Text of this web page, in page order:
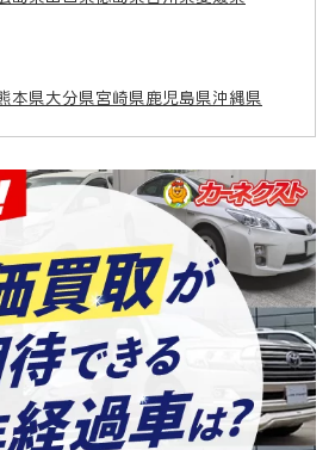
本県大分県宮崎県鹿児島県沖縄県